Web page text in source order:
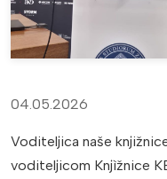
04.05.2026
Voditeljica naše
voditeljicom Knjìžnice